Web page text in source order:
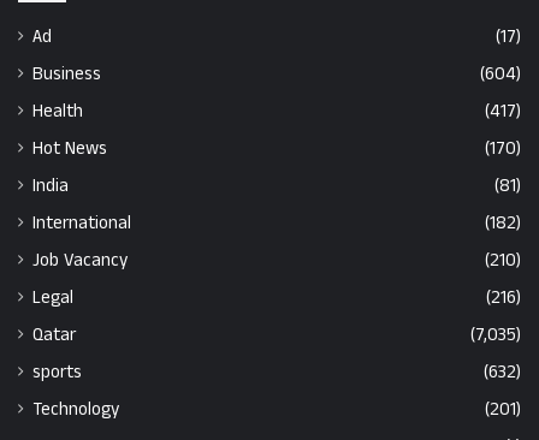
Ad
(17)
Business
(604)
Health
(417)
Hot News
(170)
India
(81)
International
(182)
Job Vacancy
(210)
Legal
(216)
Qatar
(7,035)
sports
(632)
Technology
(201)